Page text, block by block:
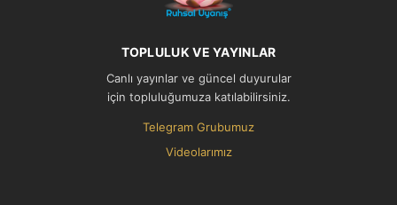
TOPLULUK VE YAYINLAR
Canlı yayınlar ve güncel duyurular
için topluluğumuza katılabilirsiniz.
Telegram Grubumuz
Videolarımız